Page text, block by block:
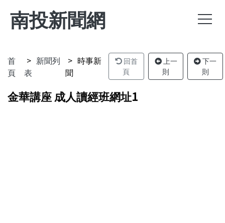
南投新聞網
首
頁
新聞列
表
時事新
聞
回首
頁
上一
則
下一
則
金華講座 成人讀經班網址1